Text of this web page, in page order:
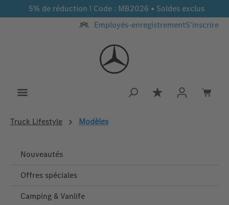
Passer au contenu principal
5% de réduction ! Code : MB2026 • Soldes exclus
Employés-enregistrementS'inscrire
Vous avez 0
Truck Lifestyle Modèles
Nouveautés
Offres spéciales
Camping & Vanlife